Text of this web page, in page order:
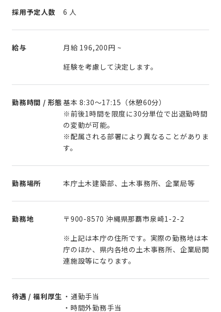
採用予定人数 6 人
給与 月給 196,200円 ~
経験を考慮して決定します。
勤務時間 / 形態基本 8:30～17:15（休憩60分）
※前後1時間を限度に30分単位で出退勤時間
の変動が可能。
※配属される部署により異なることがありま
す。
勤務場所 本庁土木建築部、土木事務所、企業局等
勤務地
〒900-8570 沖縄県那覇市泉崎1-2-2
※上記は本庁の住所です。実際の勤務地は本
庁のほか、県内各地の土木事務所、企業局関
連施設等になります。
待遇 / 福利厚生 ・通勤手当
・時間外勤務手当